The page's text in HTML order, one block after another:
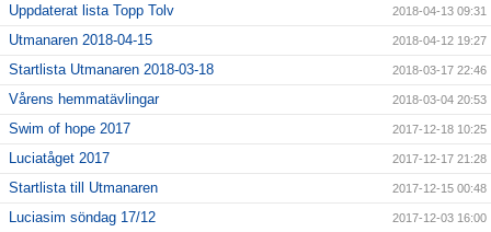
Uppdaterat lista Topp Tolv 2018-04-13 09:31
Utmanaren 2018-04-15 2018-04-12 19:27
Startlista Utmanaren 2018-03-18 2018-03-17 22:46
Vårens hemmatävlingar 2018-03-04 20:53
Swim of hope 2017 2017-12-18 10:25
Luciatåget 2017 2017-12-17 21:28
Startlista till Utmanaren 2017-12-15 00:48
Luciasim söndag 17/12 2017-12-03 16:00